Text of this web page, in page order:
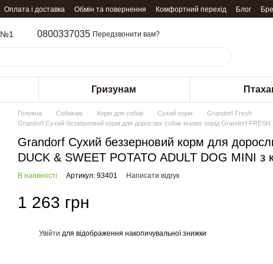
Оплата і доставка Обмін та повернення Комфортний перехід Блог
№1 0800337035 Передзвонити вам?
Гризунам
Головна Собакам Корм для собак Сухий корм
Grandorf Fresh
Grandorf Сухий беззерновий корм для дорослих собак малих порід Grandorf
Grandorf Сухий беззерновий корм для
DUCK & SWEET POTATO ADULT DOG MINI з
В наявності Артикул: 93401 Написати відгук
1 263 грн
Увійти для відображення накопичувальної знижки